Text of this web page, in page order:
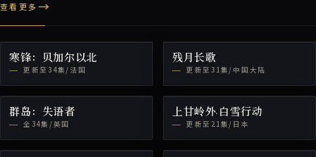
查看更多
寒锋：贝加尔以北
更新至34集/法国
残月长歌
更新至31集/中国大陆
群岛：失语者
全34集/英国
上甘岭外·白雪行动
更新至21集/日本